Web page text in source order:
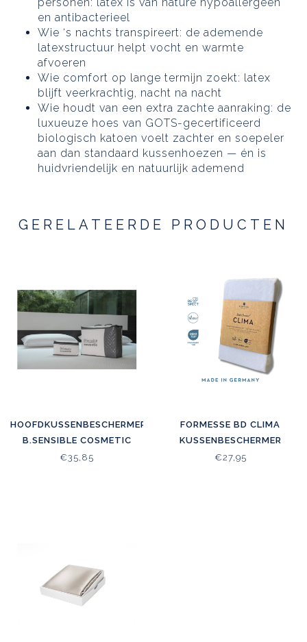
en antibacterieel
Wie ‘s nachts transpireert: de ademende
latexstructuur helpt vocht en warmte
afvoeren
Wie comfort op lange termijn zoekt: latex
blijft veerkrachtig, nacht na nacht
Wie houdt van een extra zachte aanraking: de
luxueuze hoes van GOTS-gecertificeerd
biologisch katoen voelt zachter en soepeler
aan dan standaard kussenhoezen — én is
huidvriendelijk en natuurlijk ademend
GERELATEERDE PRODUCTEN
HOOFDKUSSENBESCHERMER
B.SENSIBLE COSMETIC
€35,85
FORMESSE BD CLIMA
KUSSENBESCHERMER
€27,95